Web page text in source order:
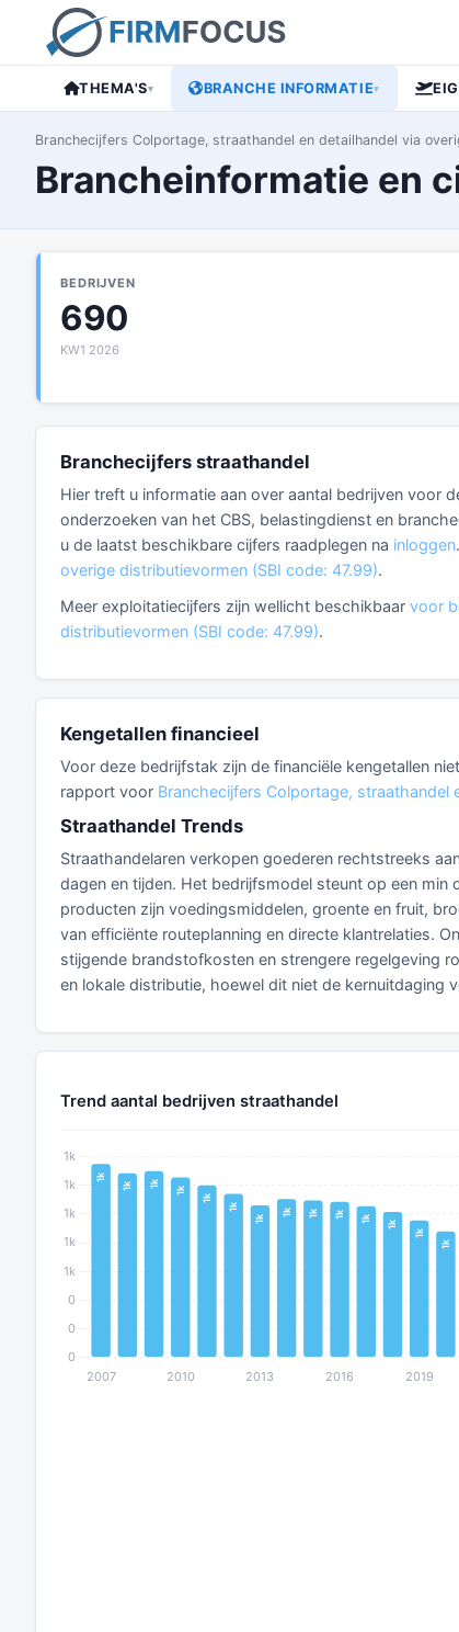
THEMA'S▾ BRANCHE INFORMATIE▾
Branchecijfers Colportage, straathandel en detailhandel via
Brancheinformatie en
BEDRIJVEN
690
KW1 2026
Branchecijfers straathandel
Hier treft u informatie aan over aantal bedrijven voor
onderzoeken van het CBS, belastingdienst en
u de laatst beschikbare cijfers raadplegen na inloggen
overige distributievormen (SBI code: 47.99).
Meer exploitatiecijfers zijn wellicht beschikbaar voor
distributievormen (SBI code: 47.99).
Kengetallen financieel
Voor deze bedrijfstak zijn de financiële kengetallen
rapport voor Branchecijfers Colportage, straathandel
Straathandel Trends
Straathandelaren verkopen goederen rechtstreeks
dagen en tijden. Het bedrijfsmodel steunt op een
producten zijn voedingsmiddelen, groente en fruit,
van efficiënte routeplanning en directe klantrelaties.
stijgende brandstofkosten en strengere regelgeving
en lokale distributie, hoewel dit niet de kernuitdaging
Trend aantal bedrijven straathandel